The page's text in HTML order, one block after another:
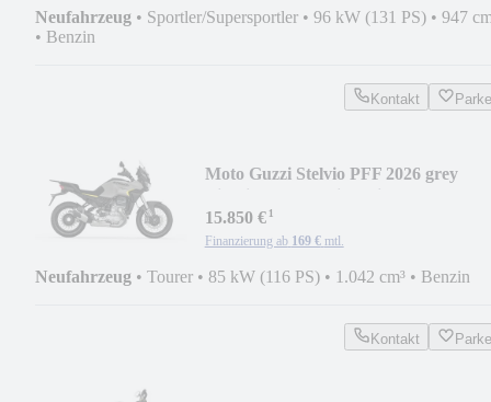
Neufahrzeug • Sportler/Supersportler • 96 kW (131 PS) • 947
• Benzin
Kontakt
Moto Guzzi Stelvio PFF 2026 grey
15.850 €¹
Finanzierung ab 169 € mtl.
Neufahrzeug • Tourer • 85 kW (116 PS) • 1.042 cm³ • Benzin
Kontakt